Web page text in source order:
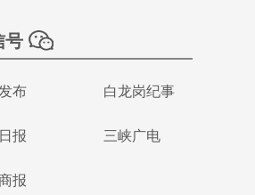
号
布 白龙岗纪事
报 三峡广电
报